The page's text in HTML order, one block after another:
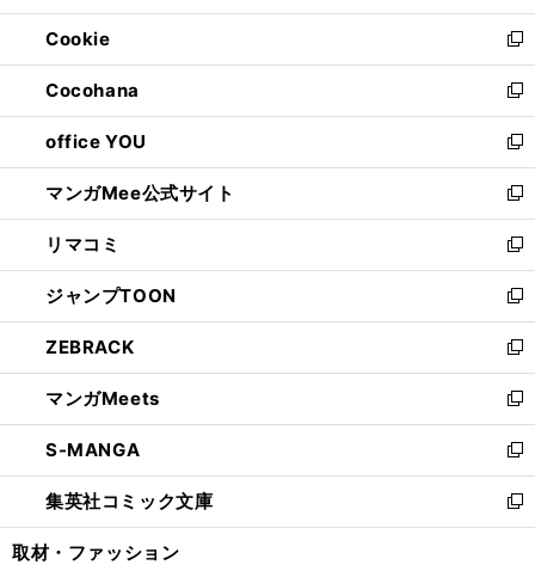
開
く
ウ
で
開
く
ン
ド
ウ
で
開
く
ウ
ィ
ン
ド
ウ
で
開
く
Cookie
新
し
い
ウ
ィ
ン
ド
ウ
で
開
く
Cocohana
新
し
い
ウ
ィ
ン
ド
ウ
で
開
く
office YOU
新
し
い
ウ
ィ
ン
ド
ウ
で
開
く
マンガMee公式サイト
新
し
い
ウ
ィ
ン
ド
ウ
で
開
く
リマコミ
新
し
い
ウ
ィ
ン
ド
ウ
で
開
く
ジャンプTOON
新
し
い
ウ
ィ
ン
ド
ウ
で
開
ZEBRACK
新
し
い
ウ
ィ
ン
ド
ウ
マンガMeets
新
し
い
ウ
ィ
ン
S-MANGA
新
し
い
ウ
集英社コミック文庫
新
し
取材・ファッション